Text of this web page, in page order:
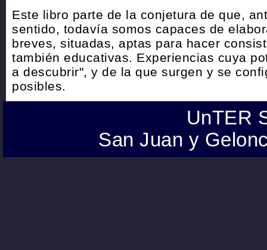
Este libro parte de la conjetura de que,
sentido, todavía somos capaces de
breves, situadas, aptas para hacer
también educativas. Experiencias cuya
a descubrir", y de la que surgen y se
posibles.
UnTER
San Juan y